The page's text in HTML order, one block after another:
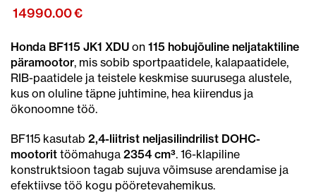
14990.00€
Honda BF115 JK1 XDU on 115 hobujõuline neljataktiline
päramootor, mis sobib sportpaatidele, kalapaatidele,
RIB-paatidele ja teistele keskmise suurusega alustele,
kus on oluline täpne juhtimine, hea kiirendus ja
ökonoomne töö.
BF115 kasutab 2,4-liitrist neljasilindrilist DOHC-
mootorit töömahuga 2354 cm³. 16-klapiline
konstruktsioon tagab sujuva võimsuse arendamise ja
efektiivse töö kogu pööretevahemikus.